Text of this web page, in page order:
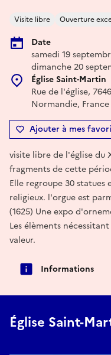
Visite libre Ouverture
Date
samedi 19
dimanche 20
Église Saint-Martin
Rue de l'église,
Normandie, France
Ajouter à mes
visite libre de l'église du
fragments de cette
Elle regroupe 30
religieux. l'orgue est
(1625) Une expo
Les élèments
valeur.
Informations
Église Saint-